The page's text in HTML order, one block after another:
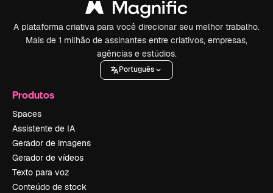
A plataforma criativa para você direcionar seu melhor trabalho.
Mais de 1 milhão de assinantes entre criativos, empresas,
agências e estúdios.
Português
Produtos
Spaces
Assistente de IA
Gerador de imagens
Gerador de vídeos
Texto para voz
Conteúdo de stock